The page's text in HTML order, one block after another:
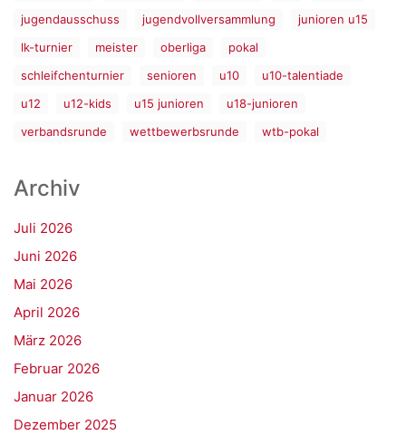
jugendausschuss
jugendvollversammlung
junioren u15
lk-turnier
meister oberliga
pokal
schleifchenturnier
senioren u10
u10-talentiade
u12
u12-kids u15 junioren
u18-junioren
verbandsrunde
wettbewerbsrunde wtb-pokal
Archiv
Juli 2026
Juni 2026
Mai 2026
April 2026
März 2026
Februar 2026
Januar 2026
Dezember 2025